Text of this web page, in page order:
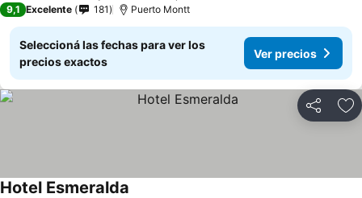
9,1 Excelente 181 Puerto Montt
Seleccioná las fechas para ver los
precios exactos
Ver precios
Compartir
Hotel Esmeralda